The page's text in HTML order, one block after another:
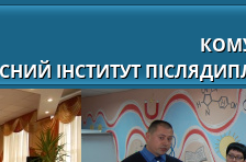
ІНСТИТУТ